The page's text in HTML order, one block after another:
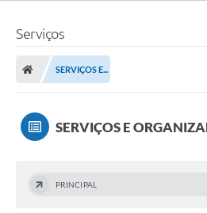
Serviços
SERVIÇOS E...
SERVIÇOS E
PRINCIPAL